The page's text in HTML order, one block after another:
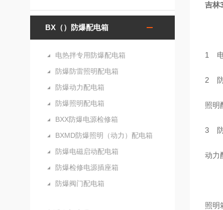
BX（）防爆配电箱
电热拌专用防爆配电箱
防爆防雷照明配电箱
防爆动力配电箱
防爆照明配电箱
BXX防爆电源检修箱
BXMD防爆照明（动力）配电箱
防爆电磁启动配电箱
防爆检修电源插座箱
防爆阀门配电箱
吉林
1
2
照
3 防
动
照